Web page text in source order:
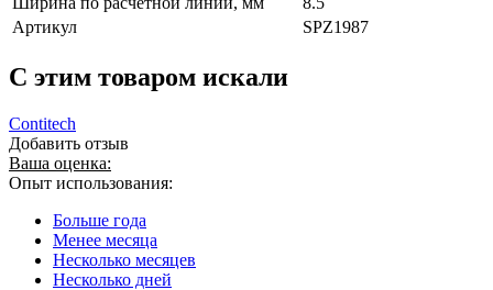
Артикул
SPZ1987
C этим товаром искали
Contitech
Добавить отзыв
Ваша оценка:
Опыт использования:
Больше года
Менее месяца
Несколько месяцев
Несколько дней